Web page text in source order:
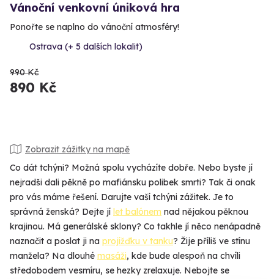
Vánoční venkovní úniková hra
Ponořte se naplno do vánoční atmosféry!
Ostrava (+ 5 dalších lokalit)
990 Kč
890 Kč
Zobrazit zážitky na mapě
Co dát tchýni? Možná spolu vycházíte dobře. Nebo byste jí
nejradši dali pěkně po mafiánsku polibek smrti? Tak či onak
pro vás máme řešení. Darujte vaší tchýni zážitek. Je to
správná ženská? Dejte jí let balónem nad nějakou pěknou
krajinou. Má generálské sklony? Co takhle jí něco nenápadně
naznačit a poslat ji na projížďku v tanku? Žije příliš ve stínu
manžela? Na dlouhé masáži, kde bude alespoň na chvíli
středobodem vesmíru, se hezky zrelaxuje. Nebojte se